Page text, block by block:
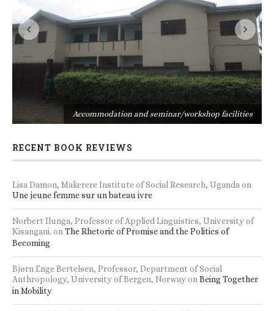
Accommodation and seminar/workshop facilities
RECENT BOOK REVIEWS
Lisa Damon, Makerere Institute of Social Research, Ugandaon
Une jeune femme sur un bateau ivre
Norbert Ilunga, Professor of Applied Linguistics, University of
Kisangani. onThe Rhetoric of Promise and the Politics of
Becoming
Bjørn Enge Bertelsen, Professor, Department of Social
Anthropology, University of Bergen, NorwayonBeing Together
in Mobility